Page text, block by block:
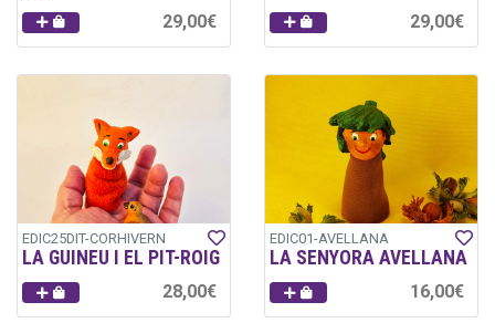
29,00€ 29,00€
EDIC25DIT-CORHIVERN
LA GUINEU I EL PIT-ROIG
28,00€
EDIC01-AVELLANA
LA SENYORA AVELLANA
16,00€